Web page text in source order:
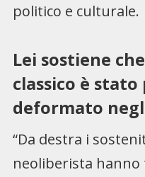
politico e culturale.
Lei sostiene
classico è
deformato
“Da destra i
neoliberista